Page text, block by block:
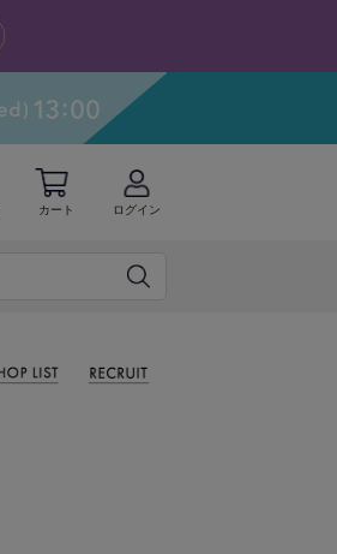
カート ログイン